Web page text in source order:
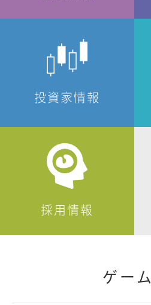
投資家情報
採用情報
ゲーム